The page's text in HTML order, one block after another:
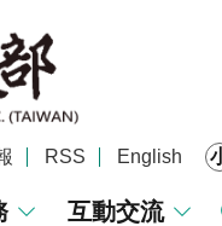
RSS English
互動交流